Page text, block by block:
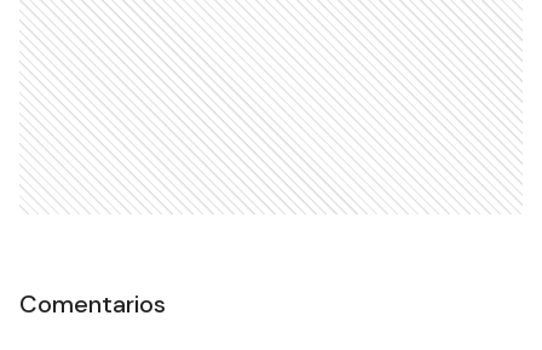
Comentarios